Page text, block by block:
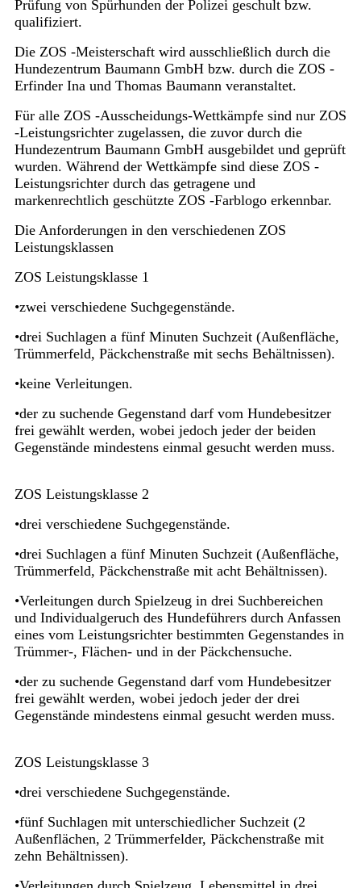
Prüfung von Spürhunden der Polizei geschult bzw.
qualifiziert.
Die ZOS -Meisterschaft wird ausschließlich durch die
Hundezentrum Baumann GmbH bzw. durch die ZOS -
Erfinder Ina und Thomas Baumann veranstaltet.
Für alle ZOS -Ausscheidungs-Wettkämpfe sind nur ZOS
-Leistungsrichter zugelassen, die zuvor durch die
Hundezentrum Baumann GmbH ausgebildet und geprüft
wurden. Während der Wettkämpfe sind diese ZOS -
Leistungsrichter durch das getragene und
markenrechtlich geschützte ZOS -Farblogo erkennbar.
Die Anforderungen in den verschiedenen ZOS
Leistungsklassen
ZOS Leistungsklasse 1
•zwei verschiedene Suchgegenstände.
•drei Suchlagen a fünf Minuten Suchzeit (Außenfläche,
Trümmerfeld, Päckchenstraße mit sechs Behältnissen).
•keine Verleitungen.
•der zu suchende Gegenstand darf vom Hundebesitzer
frei gewählt werden, wobei jedoch jeder der beiden
Gegenstände mindestens einmal gesucht werden muss.
ZOS Leistungsklasse 2
•drei verschiedene Suchgegenstände.
•drei Suchlagen a fünf Minuten Suchzeit (Außenfläche,
Trümmerfeld, Päckchenstraße mit acht Behältnissen).
•Verleitungen durch Spielzeug in drei Suchbereichen
und Individualgeruch des Hundeführers durch Anfassen
eines vom Leistungsrichter bestimmten Gegenstandes in
Trümmer-, Flächen- und in der Päckchensuche.
•der zu suchende Gegenstand darf vom Hundebesitzer
frei gewählt werden, wobei jedoch jeder der drei
Gegenstände mindestens einmal gesucht werden muss.
ZOS Leistungsklasse 3
•drei verschiedene Suchgegenstände.
•fünf Suchlagen mit unterschiedlicher Suchzeit (2
Außenflächen, 2 Trümmerfelder, Päckchenstraße mit
zehn Behältnissen).